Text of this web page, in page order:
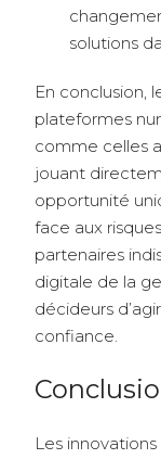
solutions
En conclusion,
plateformes
comme celles
jouant
opportunité
face aux
partenaires
digitale de la
décideurs
confiance.
Les